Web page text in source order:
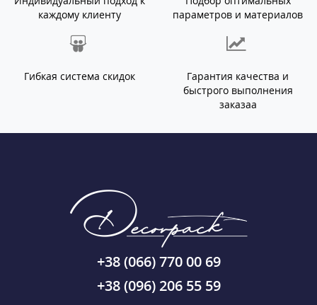
каждому клиенту
параметров и материалов
Гибкая система скидок
Гарантия качества и
быстрого выполнения
заказаа
+38 (066) 770 00 69
+38 (096) 206 55 59